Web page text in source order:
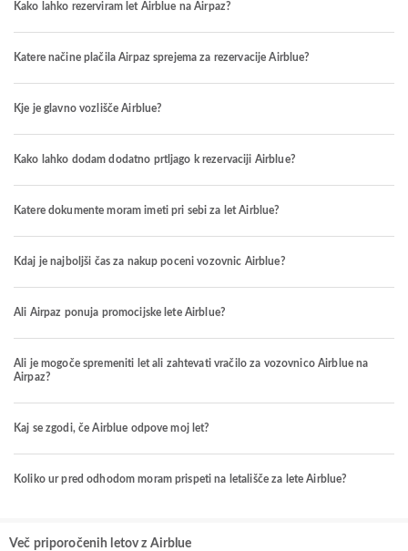
Kako lahko rezerviram let Airblue na Airpaz?
Katere načine plačila Airpaz sprejema za rezervacije Airblue?
Kje je glavno vozlišče Airblue?
Kako lahko dodam dodatno prtljago k rezervaciji Airblue?
Katere dokumente moram imeti pri sebi za let Airblue?
Kdaj je najboljši čas za nakup poceni vozovnic Airblue?
Ali Airpaz ponuja promocijske lete Airblue?
Ali je mogoče spremeniti let ali zahtevati vračilo za vozovnico Airblue na
Airpaz?
Kaj se zgodi, če Airblue odpove moj let?
Koliko ur pred odhodom moram prispeti na letališče za lete Airblue?
Več priporočenih letov z Airblue